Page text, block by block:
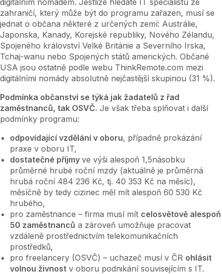
zahraničí, který může být do programu zařazen, musí se
jednat o občana některé z určených zemí: Austrálie,
Japonska, Kanady, Korejské republiky, Nového Zélandu,
Spojeného království Velké Británie a Severního Irska,
Tchaj-wanu nebo Spojených států amerických. Občané
USA jsou ostatně podle webu ThinkRemote.com mezi
digitálními nomády absolutně nejčastější skupinou (31 %).
Podmínka občanství se týká jak žadatelů z řad
zaměstnanců, tak OSVČ. Je však třeba splňovat i další
podmínky programu:
odpovídající vzdělání v oboru, případně prokázání
praxe v oboru IT,
dostatečné příjmy ve výši alespoň 1,5násobku
průměrné hrubé roční mzdy (aktuálně je průměrná
hrubá roční 484 236 Kč, tj. 40 353 Kč na měsíc),
měsíčně by tedy cizinec měl mít alespoň 60 530 Kč
hrubého,
pro zaměstnance – firma musí mít celosvětově alespoň
50 zaměstnanců a zároveň umožňuje pracovat
vzdáleně prostřednictvím telekomunikačních
prostředků,
pro freelancery (OSVČ) – uchazeč musí v ČR ohlásit
volnou živnost v oboru podnikání souvisejícím s IT.